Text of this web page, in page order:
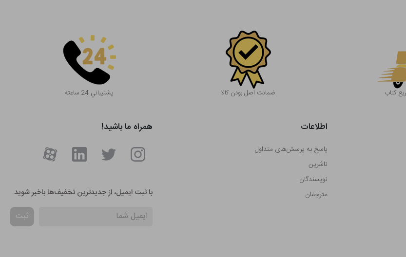
کتاب ضمانت اصل بودن کالا پشتيباني 24 ساعته
اطلاعات
پاسخ به پرسش‌های متداول
ناشرین
نویسندگان
مترجمان
همراه ما باشید!
با ثبت ایمیل، از جدید‌ترین تخفیف‌ها با‌خبر شوید
ثبت